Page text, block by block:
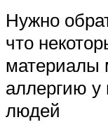
Нужно
что
материалы
аллергию
людей